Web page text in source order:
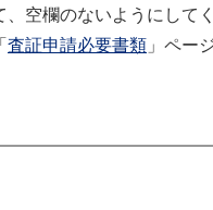
空欄のないようにしてく
査証申請必要書類 」ペー